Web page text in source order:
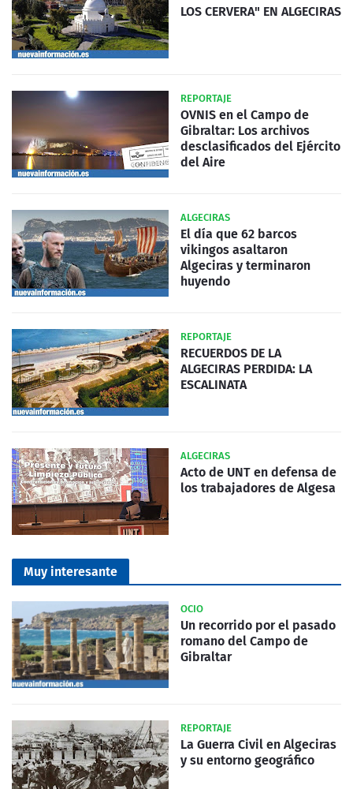
LOS CERVERA" EN ALGECIRAS
REPORTAJE
OVNIS en el Campo de
Gibraltar: Los archivos
desclasificados del Ejército
del Aire
ALGECIRAS
El día que 62 barcos
vikingos asaltaron
Algeciras y terminaron
huyendo
REPORTAJE
RECUERDOS DE LA
ALGECIRAS PERDIDA: LA
ESCALINATA
ALGECIRAS
Acto de UNT en defensa de
los trabajadores de Algesa
Muy interesante
OCIO
Un recorrido por el pasado
romano del Campo de
Gibraltar
REPORTAJE
La Guerra Civil en Algeciras
y su entorno geográfico